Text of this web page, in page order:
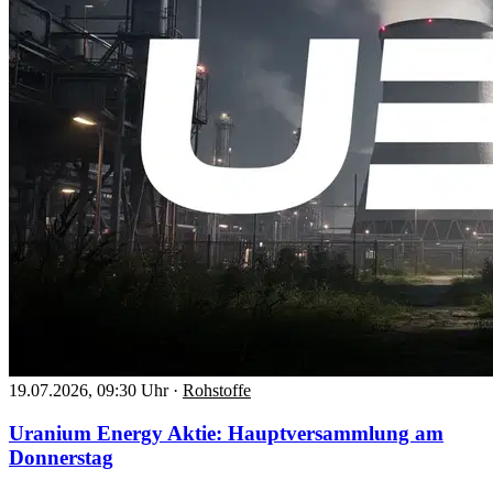
19.07.2026, 09:30 Uhr · Rohstoffe
Uranium Energy Aktie: Hauptversammlung am
Donnerstag